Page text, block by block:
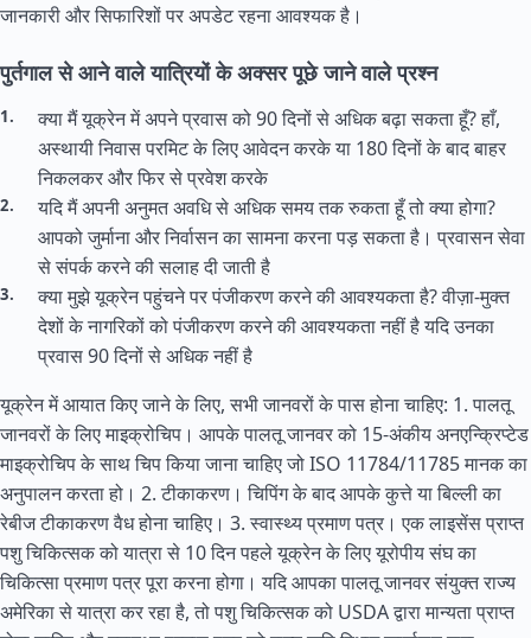
जानकारी और सिफारिशों पर अपडेट रहना आवश्यक है।
पुर्तगाल से आने वाले यात्रियों के अक्सर पूछे जाने वाले प्रश्न
क्या मैं यूक्रेन में अपने प्रवास को 90 दिनों से अधिक बढ़ा सकता हूँ? हाँ,
अस्थायी निवास परमिट के लिए आवेदन करके या 180 दिनों के बाद बाहर
निकलकर और फिर से प्रवेश करके
यदि मैं अपनी अनुमत अवधि से अधिक समय तक रुकता हूँ तो क्या होगा?
आपको जुर्माना और निर्वासन का सामना करना पड़ सकता है। प्रवासन सेवा
से संपर्क करने की सलाह दी जाती है
क्या मुझे यूक्रेन पहुंचने पर पंजीकरण करने की आवश्यकता है? वीज़ा-मुक्त
देशों के नागरिकों को पंजीकरण करने की आवश्यकता नहीं है यदि उनका
प्रवास 90 दिनों से अधिक नहीं है
यूक्रेन में आयात किए जाने के लिए, सभी जानवरों के पास होना चाहिए: 1. पालतू
जानवरों के लिए माइक्रोचिप। आपके पालतू जानवर को 15-अंकीय अनएन्क्रिप्टेड
माइक्रोचिप के साथ चिप किया जाना चाहिए जो ISO 11784/11785 मानक का
अनुपालन करता हो। 2. टीकाकरण। चिपिंग के बाद आपके कुत्ते या बिल्ली का
रेबीज टीकाकरण वैध होना चाहिए। 3. स्वास्थ्य प्रमाण पत्र। एक लाइसेंस प्राप्त
पशु चिकित्सक को यात्रा से 10 दिन पहले यूक्रेन के लिए यूरोपीय संघ का
चिकित्सा प्रमाण पत्र पूरा करना होगा। यदि आपका पालतू जानवरसंयुक्त राज्य
अमेरिका से यात्रा कर रहा है, तो पशु चिकित्सक को USDA द्वारा मान्यता प्राप्त